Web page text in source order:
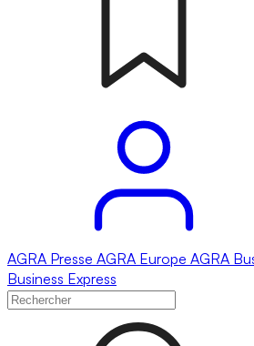
AGRA Presse AGRA Europe AGRA
Business Express